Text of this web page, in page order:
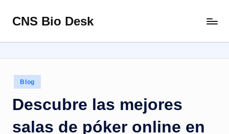
Skip
content
CNS Bio Desk
Life
Story
Posted
in
Blog
Descubre las mejores
salas de póker online en